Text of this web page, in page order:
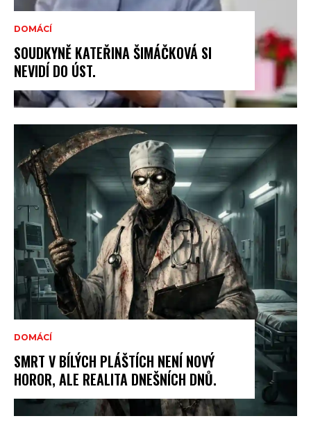
DOMÁCÍ
SOUDKYNĚ KATEŘINA ŠIMÁČKOVÁ SI
NEVIDÍ DO ÚST.
DOMÁCÍ
SMRT V BÍLÝCH PLÁŠTÍCH NENÍ NOVÝ
HOROR, ALE REALITA DNEŠNÍCH DNŮ.